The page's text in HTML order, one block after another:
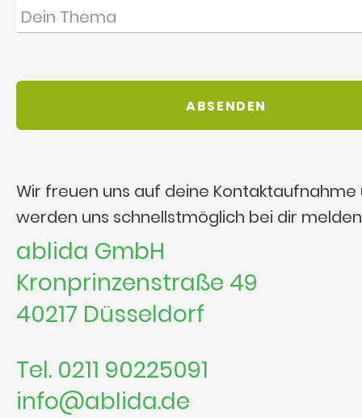
Wir freuen uns auf deine Kontaktaufnahme
werden uns schnellstmöglich bei dir
ablida GmbH
Kronprinzenstraße 49
40217 Düsseldorf
Tel. 0211 90225091
info@ablida.de